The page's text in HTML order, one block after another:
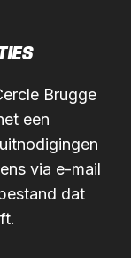
Brugge
een
via e-mail
dat